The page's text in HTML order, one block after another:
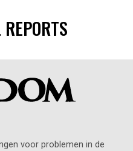
voor problemen in de